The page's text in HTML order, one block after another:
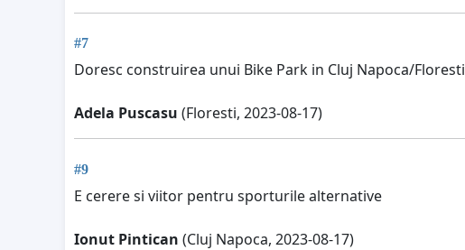
#7
Doresc construirea unui Bike Park in Cluj Napoca/Floresti
Adela Puscasu (Floresti, 2023-08-17)
#9
E cerere si viitor pentru sporturile alternative
Ionut Pintican (Cluj Napoca, 2023-08-17)